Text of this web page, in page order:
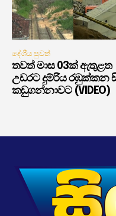
දේශීය පුවත්
තවත් මාස 03ක් ඇතුළත
උඩරට දුම්රිය රඹුක්කන
කඩුගන්නාවට (VIDEO)